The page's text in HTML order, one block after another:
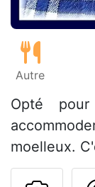
Autre
Opté
moelleux.